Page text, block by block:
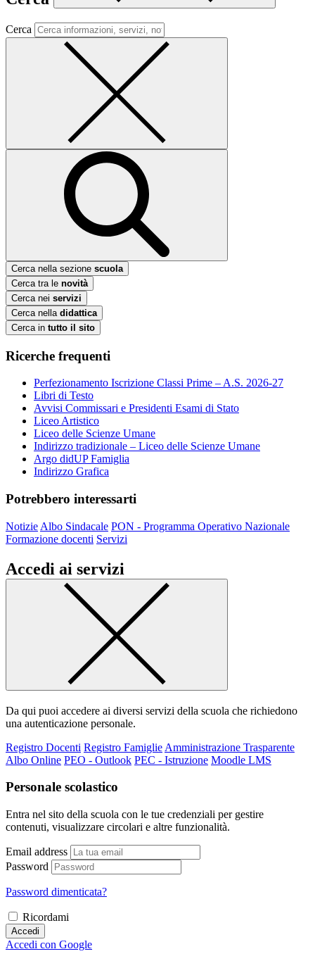
Cerca
Cerca nella sezione scuola
Cerca tra le novità
Cerca nei servizi
Cerca nella didattica
Cerca in tutto il sito
Ricerche frequenti
Perfezionamento Iscrizione Classi Prime – A.S. 2026-27
Libri di Testo
Avvisi Commissari e Presidenti Esami di Stato
Liceo Artistico
Liceo delle Scienze Umane
Indirizzo tradizionale – Liceo delle Scienze Umane
Argo didUP Famiglia
Indirizzo Grafica
Potrebbero interessarti
Notizie Albo Sindacale PON - Programma Operativo Nazionale
Formazione docenti Servizi
Accedi ai servizi
Da qui puoi accedere ai diversi servizi della scuola che richiedono
una autenticazione personale.
Registro Docenti Registro Famiglie Amministrazione Trasparente
Albo Online PEO - Outlook PEC - Istruzione Moodle LMS
Personale scolastico
Entra nel sito della scuola con le tue credenziali per gestire
contenuti, visualizzare circolari e altre funzionalità.
Email address
Password
Password dimenticata?
Ricordami
Accedi
Accedi con Google